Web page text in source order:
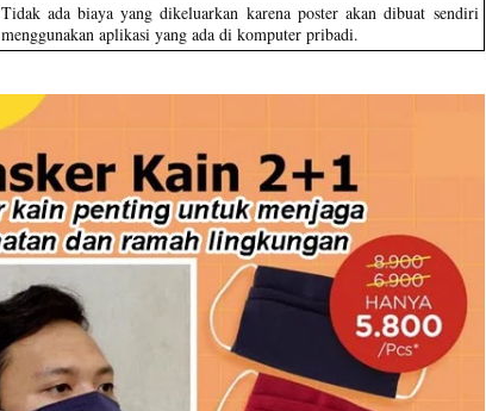
Tidak ada biaya yang dikeluarkan karena poster akan dibuat sendiri
menggunakan aplikasi yang ada di komputer pribadi.